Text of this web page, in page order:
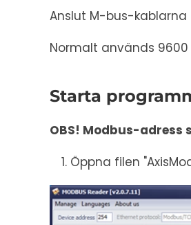
Anslut M-bus-
Normalt används
Starta
OBS! Modbus-adress
Öppna filen